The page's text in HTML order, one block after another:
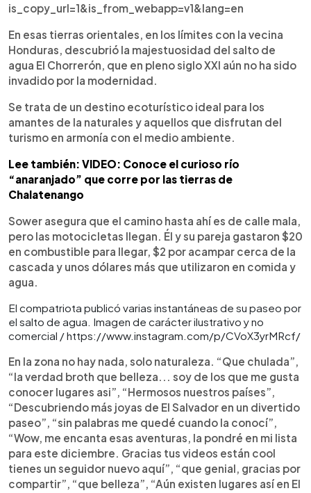
is_copy_url=1&is_from_webapp=v1&lang=en
En esas tierras orientales, en los límites con la vecina
Honduras, descubrió la majestuosidad del salto de
agua El Chorrerón, que en pleno siglo XXI aún no ha sido
invadido por la modernidad.
Se trata de un destino ecoturístico ideal para los
amantes de la naturales y aquellos que disfrutan del
turismo en armonía con el medio ambiente.
Lee también: VIDEO: Conoce el curioso río
“anaranjado” que corre por las tierras de
Chalatenango
Sower asegura que el camino hasta ahí es de calle mala,
pero las motocicletas llegan. Él y su pareja gastaron $20
en combustible para llegar, $2 por acampar cerca de la
cascada y unos dólares más que utilizaron en comida y
agua.
El compatriota publicó varias instantáneas de su paseo por
el salto de agua. Imagen de carácter ilustrativo y no
comercial / https://www.instagram.com/p/CVoX3yrMRcf/
En la zona no hay nada, solo naturaleza. “Que chulada”,
“la verdad broth que belleza... soy de los que me gusta
conocer lugares asi”, “Hermosos nuestros países”,
“Descubriendo más joyas de El Salvador en un divertido
paseo”, “sin palabras me quedé cuando la conocí”,
“Wow, me encanta esas aventuras, la pondré en mi lista
para este diciembre. Gracias tus videos están cool
tienes un seguidor nuevo aquí”, “que genial, gracias por
compartir”, “que belleza”, “Aún existen lugares así en El